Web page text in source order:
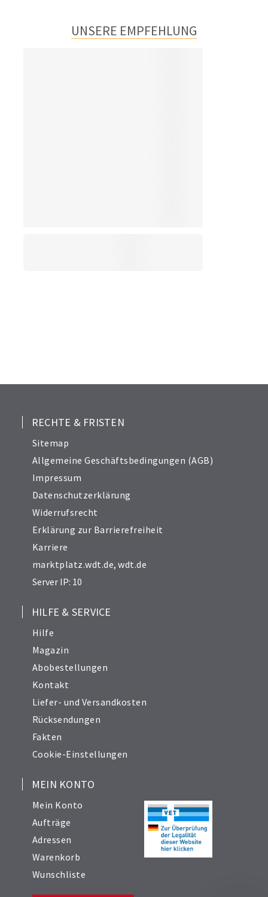
UNSERE EMPFEHLUNG
RECHTE & FRISTEN
Sitemap
Allgemeine Geschäftsbedingungen (AGB)
Impressum
Datenschutzerklärung
Widerrufsrecht
Erklärung zur Barrierefreiheit
Karriere
marktplatz.wdt.de,wdt.de
Server IP: 10
HILFE & SERVICE
Hilfe
Magazin
Abobestellungen
Kontakt
Liefer- und Versandkosten
Rücksendungen
Fakten
Cookie-Einstellungen
MEIN KONTO
Mein Konto
Aufträge
Adressen
Warenkorb
Wunschliste